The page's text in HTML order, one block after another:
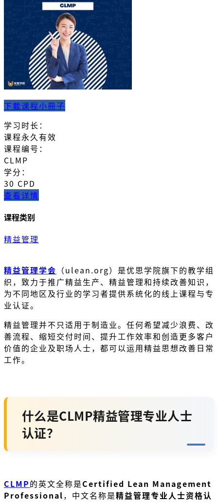
下載课程小冊子
学习时长：
课程永久有效
课程编号：
CLMP
学分：
30 CPD
查看详情
课程类别
精益管理
精益管理学会 （ulean.org）是优思学院旗下的教学组
织，致力于推广精益生产、精益管理和持续改善知识，
为不同地区及行业的学习者提供系统化的线上课程与专
业认证。
精益管理并不只适用于制造业。任何希望减少浪费、改
善流程、缩短交付时间、提升工作效率和创造更多客户
价值的企业及职场人士，都可以运用精益思想改善日常
工作。
什么是CLMP精益管理专业人士
认证？
CLMP的英文全称是Certified Lean Management
Professional，中文名称是精益管理专业人士资格认